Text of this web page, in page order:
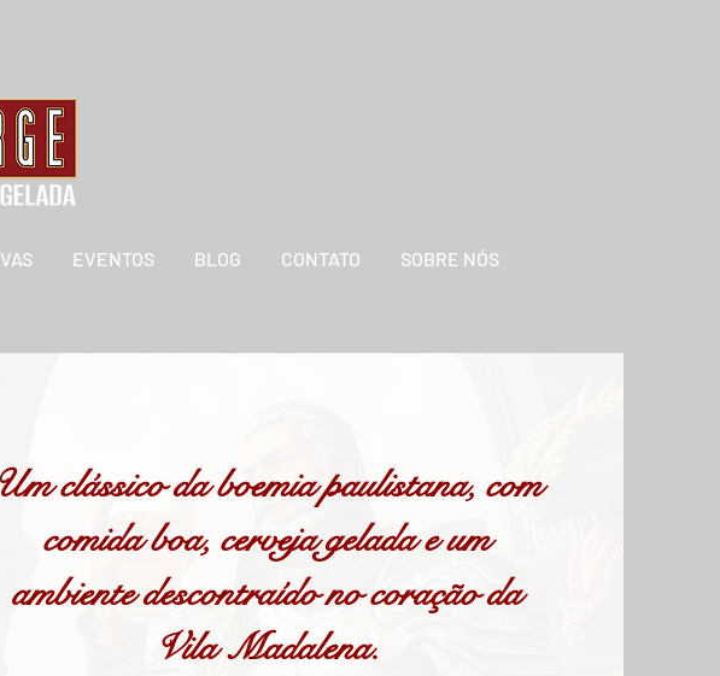
EVENTOS BLOG CONTATO SOBRE NÓS
Um clássico da boemia paulistana, com
comida boa, cerveja gelada e um
ambiente descontraído no coração da
Vila Madalena.